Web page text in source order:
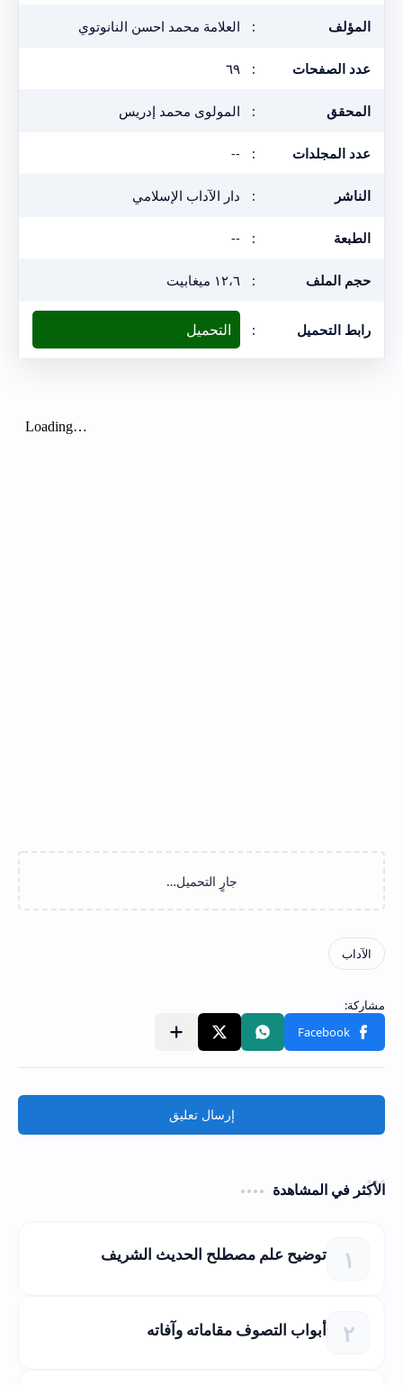
المؤلف : العلامة محمد احسن النانوتوي
عدد الصفحات : ٦٩
المحقق : المولوى محمد إدريس
عدد المجلدات :
--
الناشر : دار الآداب الإسلامي
الطبعة :
--
حجم الملف : ١٢،٦ ميغابيت
رابط التحميل : التحميل
إرسال تعليق
الأكثر في المشاهدة
توضيح علم مصطلح الحديث الشريف
أبواب التصوف مقاماته وآفاته